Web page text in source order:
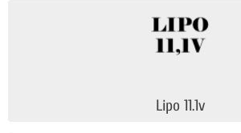
Lipo 11.1v